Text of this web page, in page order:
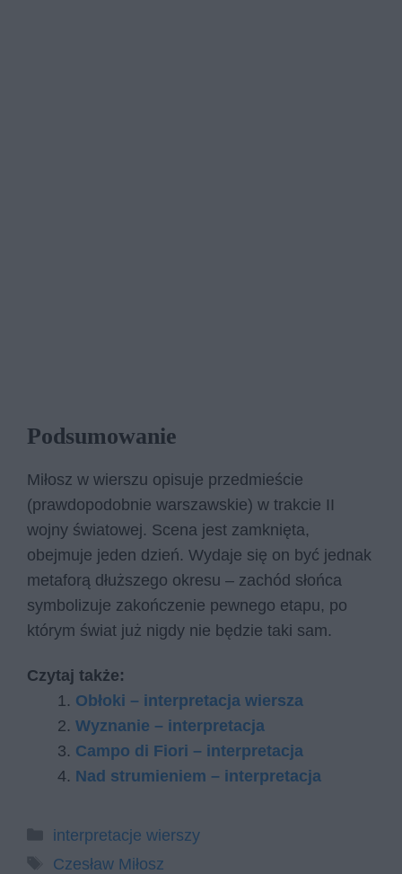
Podsumowanie
Miłosz w wierszu opisuje przedmieście
(prawdopodobnie warszawskie) w trakcie II
wojny światowej. Scena jest zamknięta,
obejmuje jeden dzień. Wydaje się on być jednak
metaforą dłuższego okresu – zachód słońca
symbolizuje zakończenie pewnego etapu, po
którym świat już nigdy nie będzie taki sam.
Czytaj także:
Obłoki – interpretacja wiersza
Wyznanie – interpretacja
Campo di Fiori – interpretacja
Nad strumieniem – interpretacja
Kategorie
interpretacje wierszy
Tagi
Czesław Miłosz